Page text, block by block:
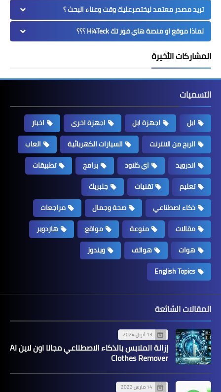
تريد مصدر معتمد ليختصرعليك وقت وعناء البحث ؟
لماذا موقع او منصة هاي فور تك Hi4Teck ؟؟؟
المشاركات الأخيرة
التسميات
ابل اجهزة ابل اجهزة اخرى
اخبار
الربح من الانترنت
السيارات الكهربائية
العاب
اندرويد
اي كلاود برامج
تطبيقات
تعليم
تقنيات
جلبريك
ذكاء اصطناعي
صحة وجمال
مراجعات
مقالات
منوعة مواقع
هاردوير
هوات
هواتف
ويندوز
English Topics
المقالات الشائعة
13 أبريل 2024
إزالة الملابس بالذكاء الاصطناعي مجانا اون لاين AI
Clothes Remover
14 مارس 2022